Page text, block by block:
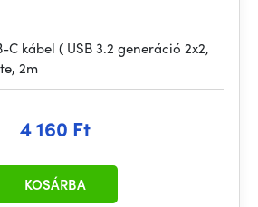
C kábel ( USB 3.2 generáció 2x2,
2m
4 160 Ft
KOSÁRBA